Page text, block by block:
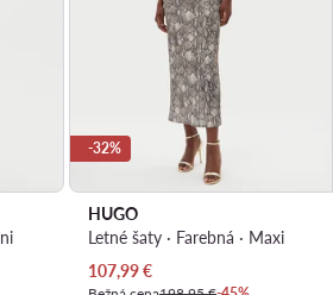
-32%
HUGO
Letné šaty · Farebná · Maxi
Aktuálna cena
107,99€